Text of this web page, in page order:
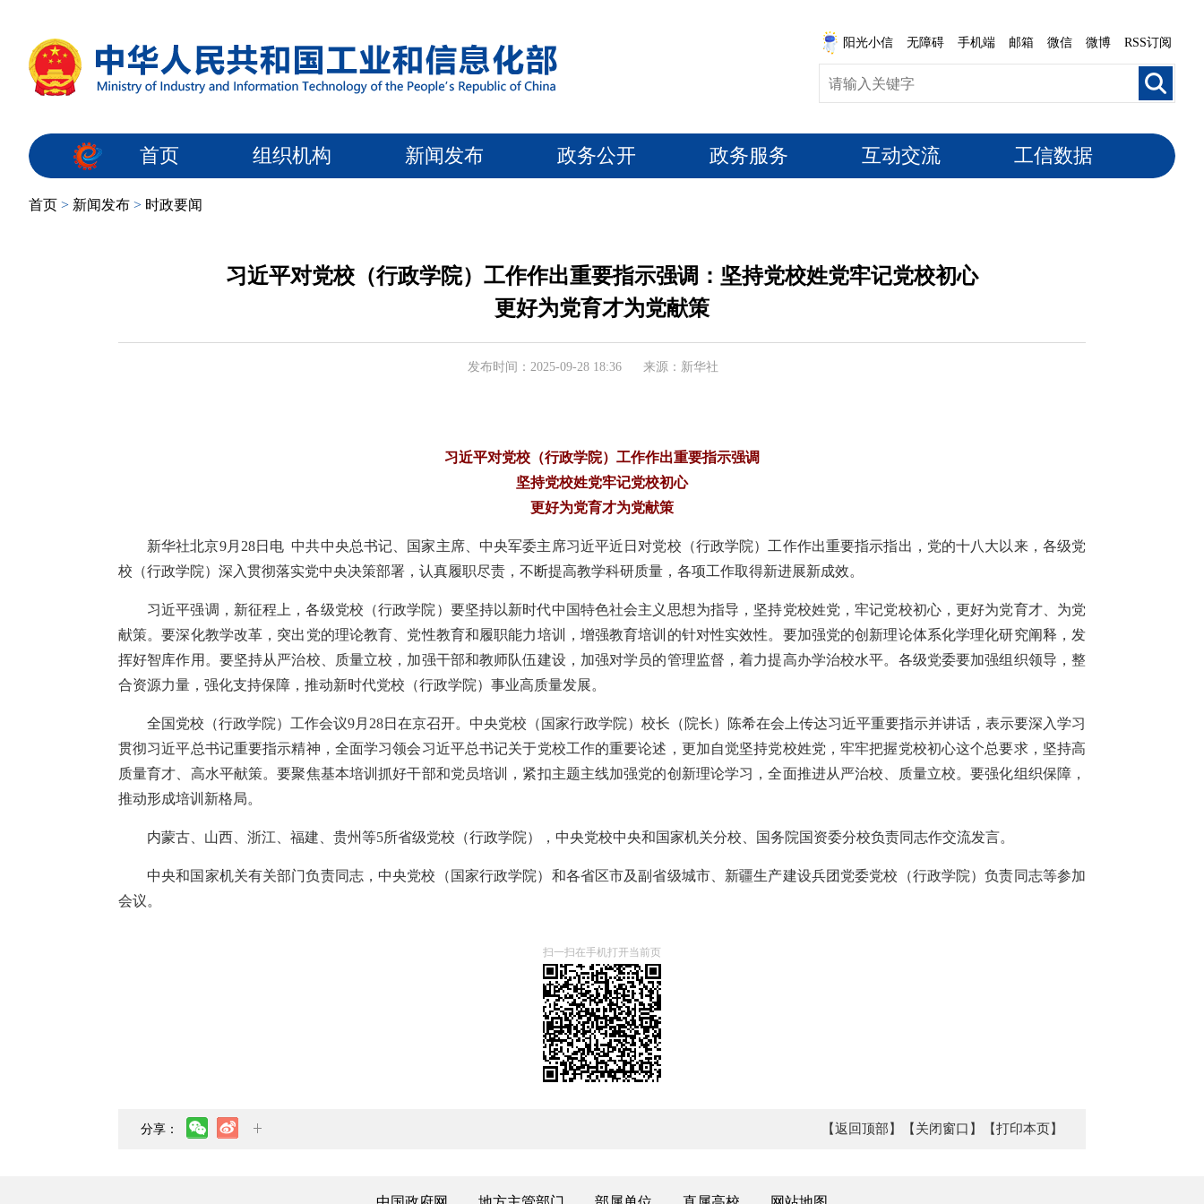
阳光小信 无障碍 手机端 邮箱 微信 微博 RSS订阅
首页 组织机构 新闻发布 政务公开 政务服务 互动交流 工信数据
首页 > 新闻发布 > 时政要闻
习近平对党校（行政学院）工作作出重要指示强调：坚持党校姓党牢记党校初心
更好为党育才为党献策
发布时间：2025-09-28 18:36 来源：新华社
习近平对党校（行政学院）工作作出重要指示强调
坚持党校姓党牢记党校初心
更好为党育才为党献策
新华社北京9月28日电 中共中央总书记、国家主席、中央军委主席习近平近日对党校（行政学院）工作作出重要指示指出，党的十八大以来，各级党
校（行政学院）深入贯彻落实党中央决策部署，认真履职尽责，不断提高教学科研质量，各项工作取得新进展新成效。
习近平强调，新征程上，各级党校（行政学院）要坚持以新时代中国特色社会主义思想为指导，坚持党校姓党，牢记党校初心，更好为党育才、为党
献策。要深化教学改革，突出党的理论教育、党性教育和履职能力培训，增强教育培训的针对性实效性。要加强党的创新理论体系化学理化研究阐释，发
挥好智库作用。要坚持从严治校、质量立校，加强干部和教师队伍建设，加强对学员的管理监督，着力提高办学治校水平。各级党委要加强组织领导，整
合资源力量，强化支持保障，推动新时代党校（行政学院）事业高质量发展。
全国党校（行政学院）工作会议9月28日在京召开。中央党校（国家行政学院）校长（院长）陈希在会上传达习近平重要指示并讲话，表示要深入学习
贯彻习近平总书记重要指示精神，全面学习领会习近平总书记关于党校工作的重要论述，更加自觉坚持党校姓党，牢牢把握党校初心这个总要求，坚持高
质量育才、高水平献策。要聚焦基本培训抓好干部和党员培训，紧扣主题主线加强党的创新理论学习，全面推进从严治校、质量立校。要强化组织保障，
推动形成培训新格局。
内蒙古、山西、浙江、福建、贵州等5所省级党校（行政学院），中央党校中央和国家机关分校、国务院国资委分校负责同志作交流发言。
中央和国家机关有关部门负责同志，中央党校（国家行政学院）和各省区市及副省级城市、新疆生产建设兵团党委党校（行政学院）负责同志等参加
会议。
扫一扫在手机打开当前页
分享： 【返回顶部】 【关闭窗口】 【打印本页】